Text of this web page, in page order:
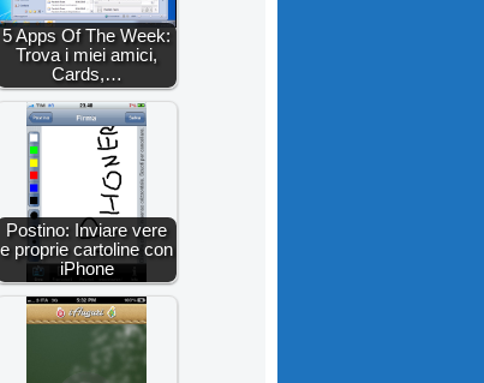
5 Apps Of The Week:
Trova i miei amici,
Cards,…
Postino: Inviare vere
e proprie cartoline con
iPhone